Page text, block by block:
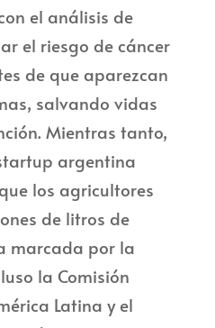
el análisis de
el riesgo de cáncer
de que aparezcan
salvando vidas
Mientras tanto,
argentina
los agricultores
de litros de
marcada por la
la Comisión
Latina y el